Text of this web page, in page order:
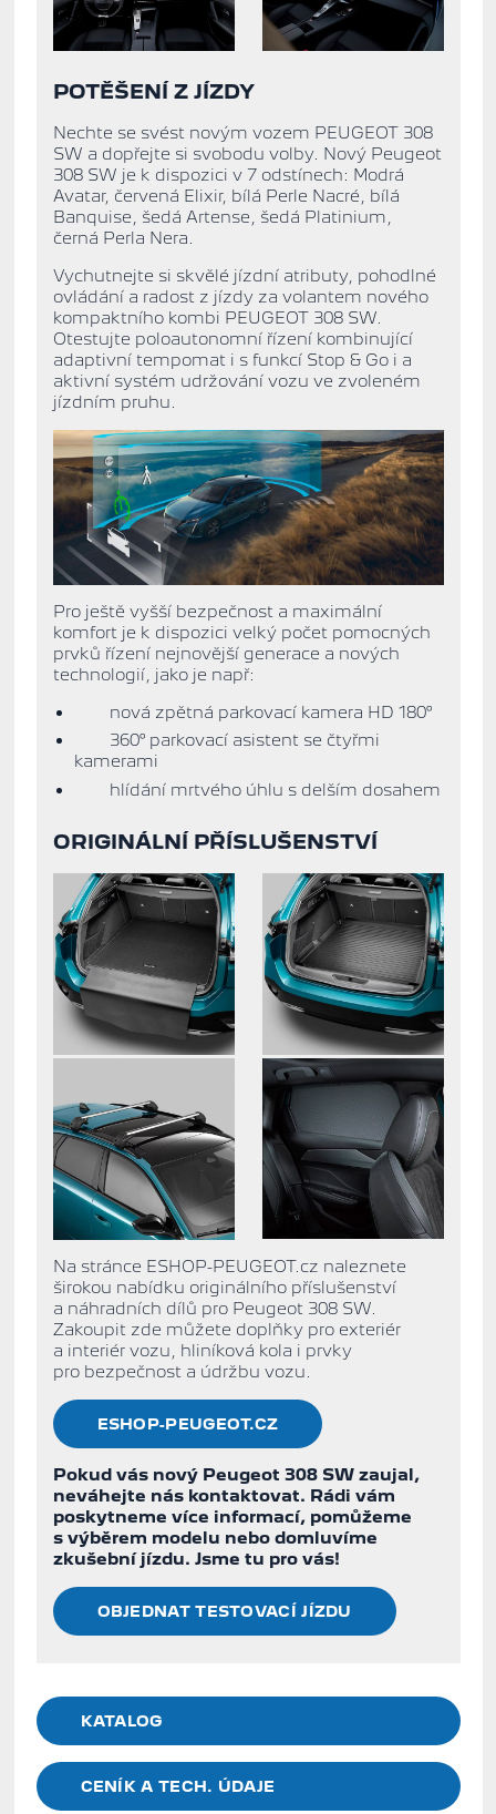
POTĚŠENÍ Z JÍZDY
Nechte se svést novým vozem PEUGEOT 308
SW a dopřejte si svobodu volby. Nový Peugeot
308 SW je k dispozici v 7 odstínech: Modrá
Avatar, červená Elixir, bílá Perle Nacré, bílá
Banquise, šedá Artense, šedá Platinium,
černá Perla Nera.
Vychutnejte si skvělé jízdní atributy, pohodlné
ovládání a radost z jízdy za volantem nového
kompaktního kombi PEUGEOT 308 SW.
Otestujte poloautonomní řízení kombinující
adaptivní tempomat i s funkcí Stop & Go i a
aktivní systém udržování vozu ve zvoleném
jízdním pruhu.
Pro ještě vyšší bezpečnost a maximální
komfort je k dispozici velký počet pomocných
prvků řízení nejnovější generace a nových
technologií, jako je např:
nová zpětná parkovací kamera HD 180°
360° parkovací asistent se čtyřmi
kamerami
hlídání mrtvého úhlu s delším dosahem
ORIGINÁLNÍ PŘÍSLUŠENSTVÍ
Na stránce ESHOP-PEUGEOT.cz naleznete
širokou nabídku originálního příslušenství
a náhradních dílů pro Peugeot 308 SW.
Zakoupit zde můžete doplňky pro exteriér
a interiér vozu, hliníková kola i prvky
pro bezpečnost a údržbu vozu.
ESHOP-PEUGEOT.CZ
Pokud vás nový Peugeot 308 SW zaujal,
neváhejte nás kontaktovat. Rádi vám
poskytneme více informací, pomůžeme
s výběrem modelu nebo domluvíme
zkušební jízdu. Jsme tu pro vás!
OBJEDNAT TESTOVACÍ JÍZDU
KATALOG
CENÍK A TECH. ÚDAJE